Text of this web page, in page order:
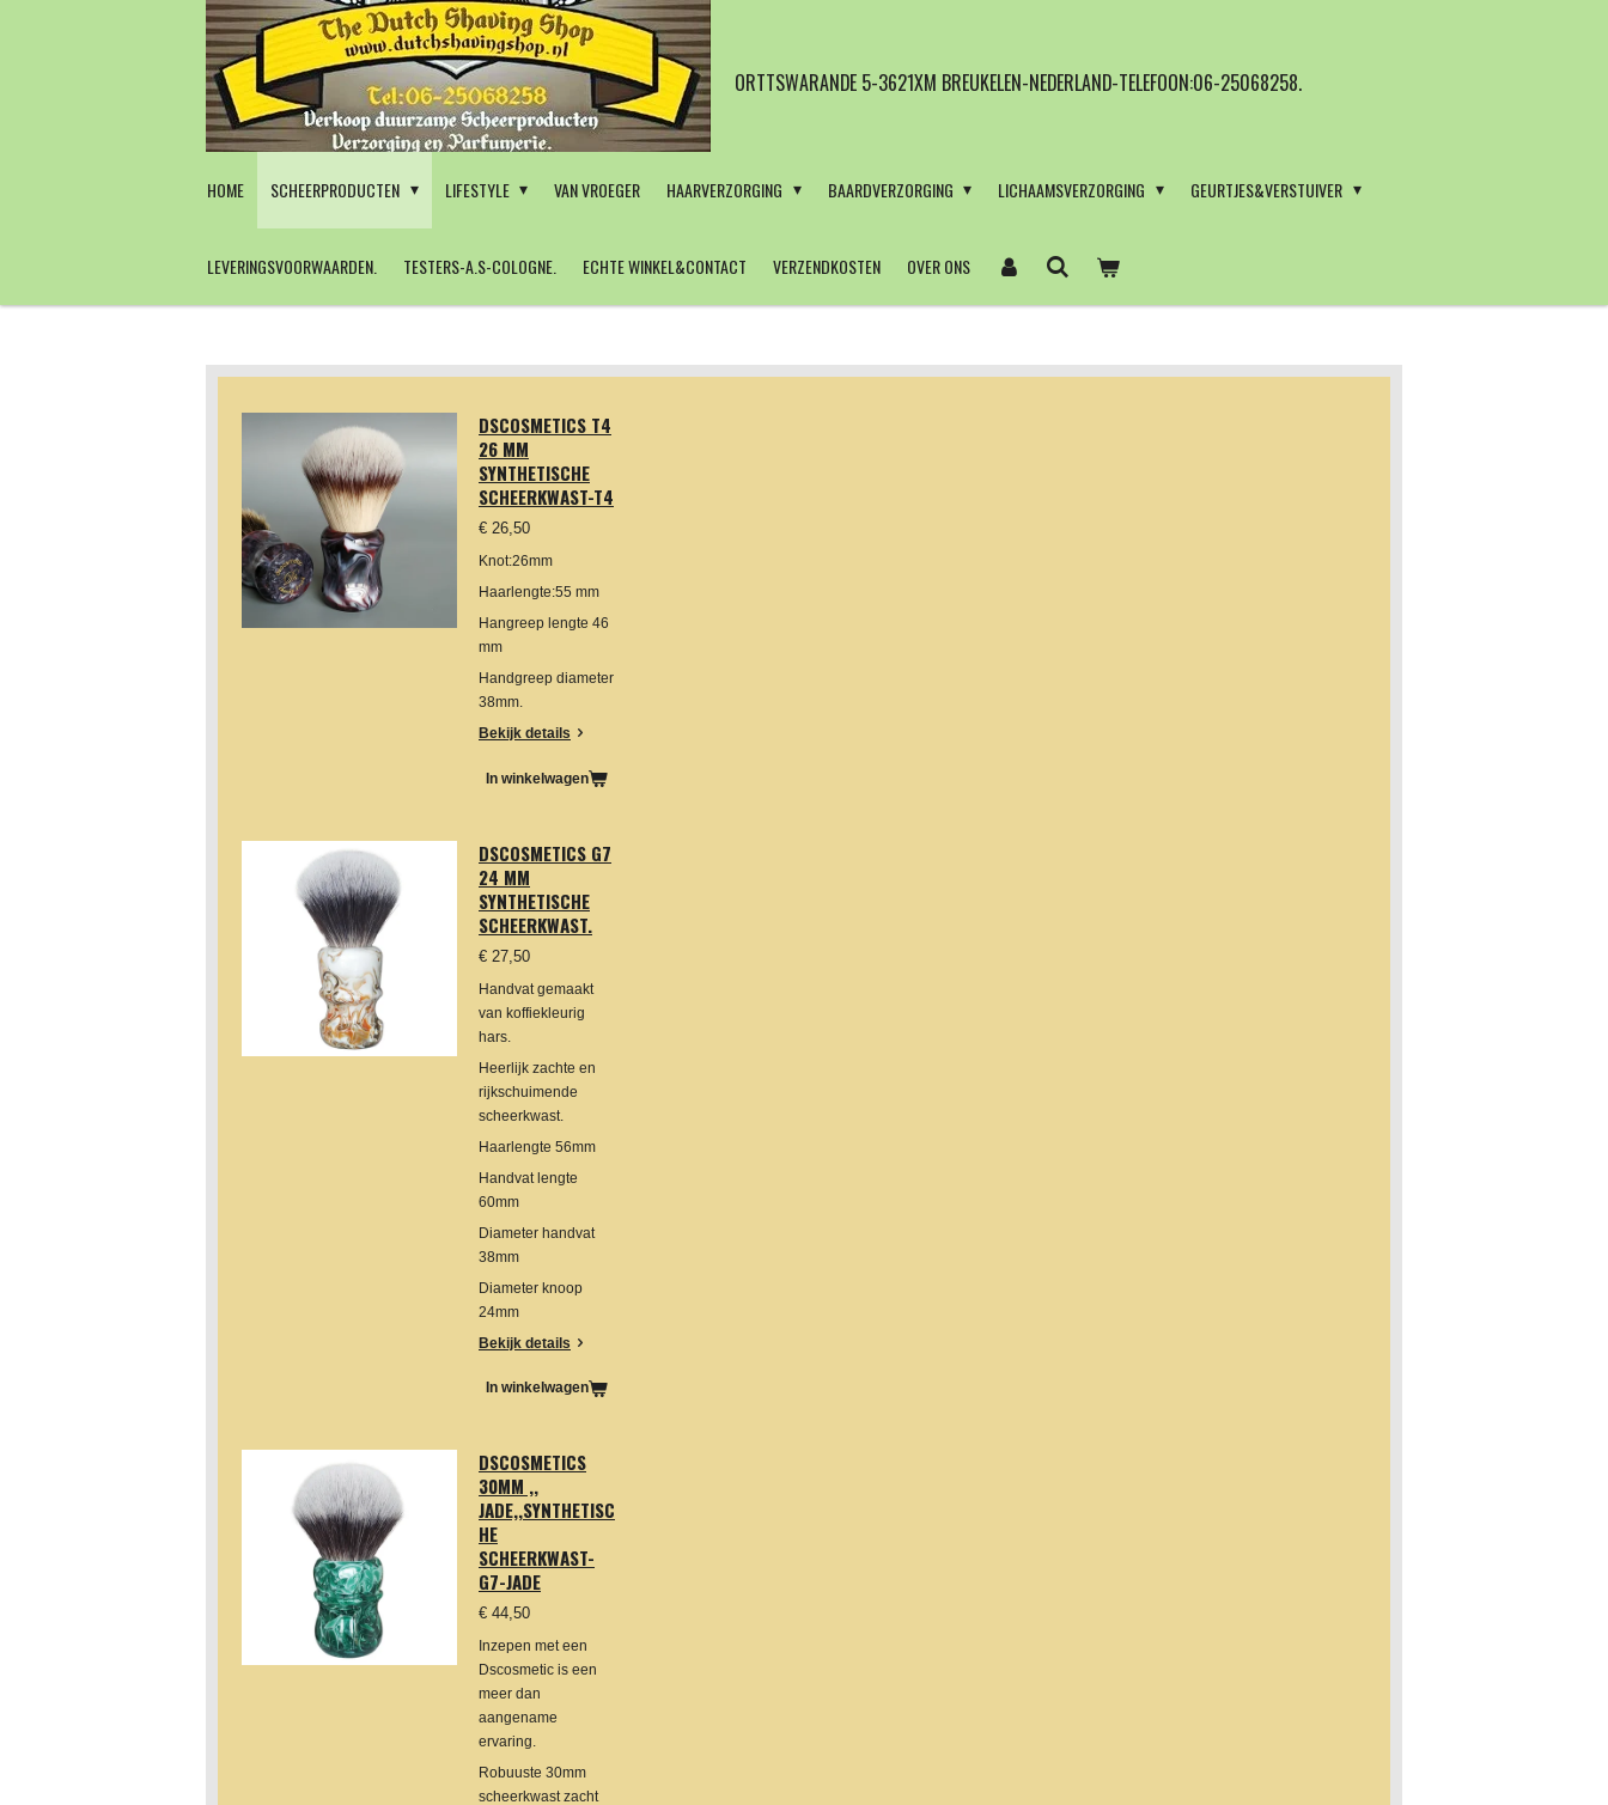
ORTTSWARANDE 5-3621XM BREUKELEN-NEDERLAND-TELEFOON:06-25068258.
HOME SCHEERPRODUCTEN LIFESTYLE VAN VROEGER HAARVERZORGING BAARDVERZORGING LICHAAMSVERZORGING GEURTJES&VERSTUIVER
LEVERINGSVOORWAARDEN. TESTERS-A.S-COLOGNE. ECHTE WINKEL&CONTACT VERZENDKOSTEN OVER ONS
DSCOSMETICS T4
26 MM
SYNTHETISCHE
SCHEERKWAST-T4
€ 26,50
Knot:26mm
Haarlengte:55 mm
Hangreep lengte 46
mm
Handgreep diameter
38mm.
Bekijk details
In winkelwagen
DSCOSMETICS G7
24 MM
SYNTHETISCHE
SCHEERKWAST.
€ 27,50
Handvat gemaakt
van koffiekleurig
hars.
Heerlijk zachte en
rijkschuimende
scheerkwast.
Haarlengte 56mm
Handvat lengte
60mm
Diameter handvat
38mm
Diameter knoop
24mm
Bekijk details
In winkelwagen
DSCOSMETICS
30MM ,,
JADE,,SYNTHETISC
HE
SCHEERKWAST-
G7-JADE
€ 44,50
Inzepen met een
Dscosmetic is een
meer dan
aangename
ervaring.
Robuuste 30mm
scheerkwast zacht